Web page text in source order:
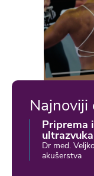
Najnoviji
Priprema
ultrazvuka
Dr med.
akušerstva